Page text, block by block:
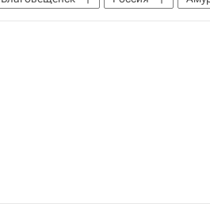
Министерство финансов РФ